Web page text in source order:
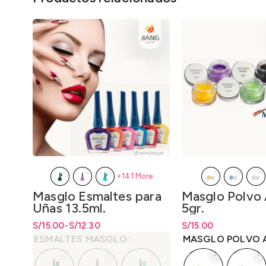
Masglo Esmaltes para
Uñas 13.5ml.
S/12.30
-
S/15.00
Rango de precios: desde S/12.30
hasta S/15.00
Rango de precios: desde
hastaS/15.00
ESMALTES MASGLO
+141 More
Masglo
5gr.
S/15.00
Rango de precios:
hastaS/ 15.00
MASGLO POLVO